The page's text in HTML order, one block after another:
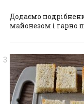
Додаємо
майонезом і гарно